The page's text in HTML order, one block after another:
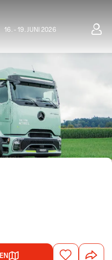
16. - 19. JUNI 2026